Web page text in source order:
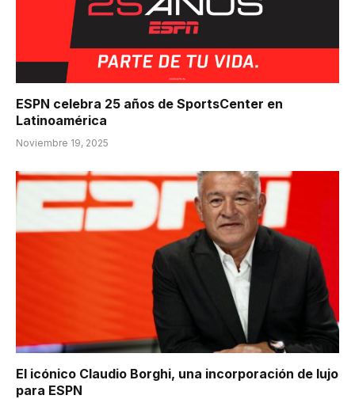
ESPN celebra 25 años de SportsCenter en
Latinoamérica
Noviembre 19, 2025
El icónico Claudio Borghi, una incorporación de lujo
para ESPN